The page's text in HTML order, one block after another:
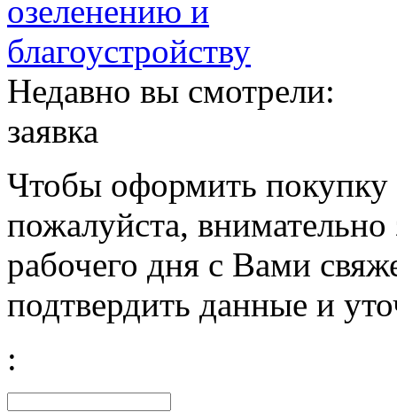
Недавно вы смотрели:
заявка
Чтобы оформить покупку
пожалуйста,
рабочего дня с Вами
подтвердить данные и
: